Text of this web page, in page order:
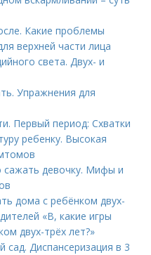
Какие проблемы
верхней части лица
света. Двух- и
Упражнения для
Первый период: Схватки
ребенку. Высокая
девочку. Мифы и
дома с ребёнком двух-
«В, какие игры
двух-трёх лет?»
сад. Диспансеризация в 3